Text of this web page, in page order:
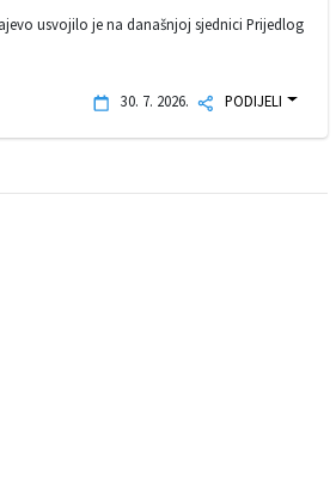
usvojilo je na današnjoj sjednici Prijedlog
30. 7. 2026. PODIJELI